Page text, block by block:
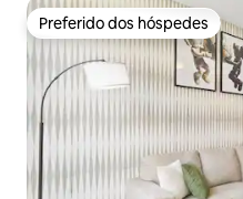
Preferido dos hóspedes
Preferido dos hóspedes